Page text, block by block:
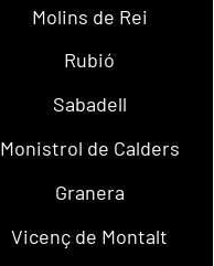
Molins de Rei
Rubió
Sabadell
Monistrol de Calders
Granera
Vicenç de Montalt